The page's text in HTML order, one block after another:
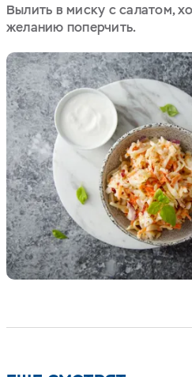
Вылить в миску с салатом,
желанию поперчить.